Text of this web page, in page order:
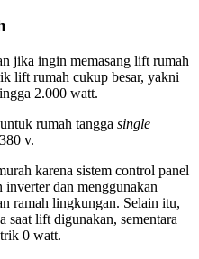
jika ingin memasang lift rumah
lift rumah cukup besar, yakni
2.000 watt.
rumah tangga single
380 v.
karena sistem control panel
dan menggunakan
ramah lingkungan. Selain itu,
saat lift digunakan, sementara
0 watt.